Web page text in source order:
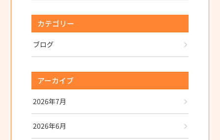
カテゴリー
ブログ
アーカイブ
2026年7月
2026年6月